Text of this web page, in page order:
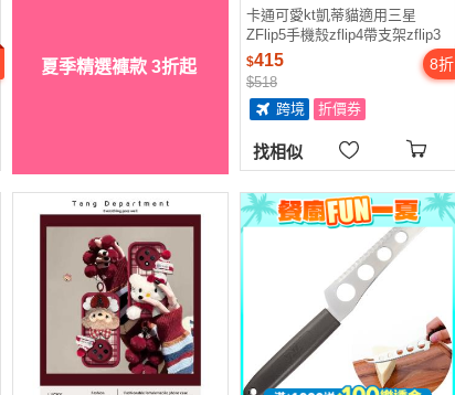
夏季精選褲款 3折起
卡通可愛kt凱蒂貓適用三星
ZFlip5手機殼zflip4帶支架zflip3
保護殼ZFlip 5無線充電magsafe
磁吸w24 filp折疊屏
$415
$518
8折
跨境 折價券
找相似